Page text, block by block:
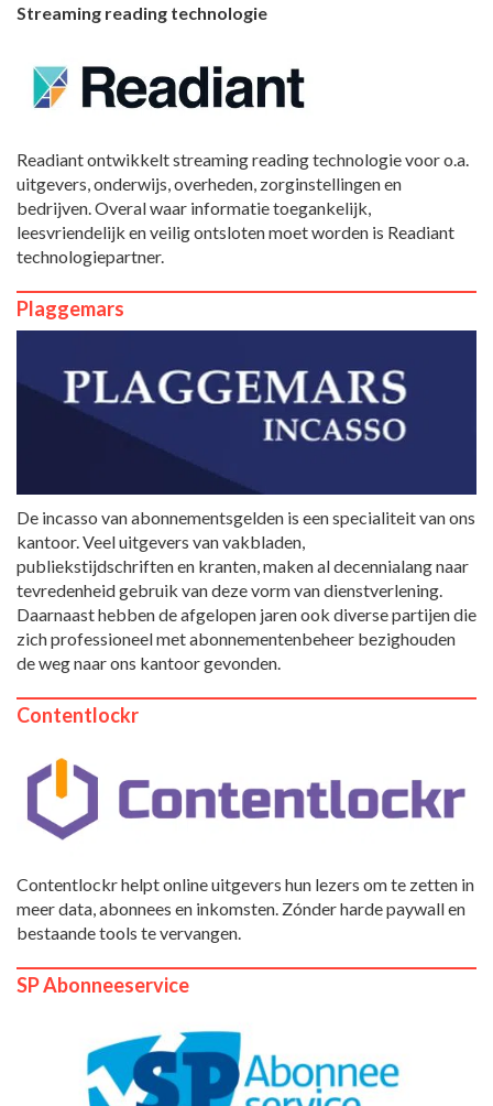
Streaming reading technologie
Readiant ontwikkelt streaming reading technologie voor o.a.
uitgevers, onderwijs, overheden, zorginstellingen en
bedrijven. Overal waar informatie toegankelijk,
leesvriendelijk en veilig ontsloten moet worden is Readiant
technologiepartner.
Plaggemars
De incasso van abonnementsgelden is een specialiteit van ons
kantoor. Veel uitgevers van vakbladen,
publiekstijdschriften en kranten, maken al decennialang naar
tevredenheid gebruik van deze vorm van dienstverlening.
Daarnaast hebben de afgelopen jaren ook diverse partijen die
zich professioneel met abonnementenbeheer bezighouden
de weg naar ons kantoor gevonden.
Contentlockr
Contentlockr helpt online uitgevers hun lezers om te zetten in
meer data, abonnees en inkomsten. Zónder harde paywall en
bestaande tools te vervangen.
SP Abonneeservice